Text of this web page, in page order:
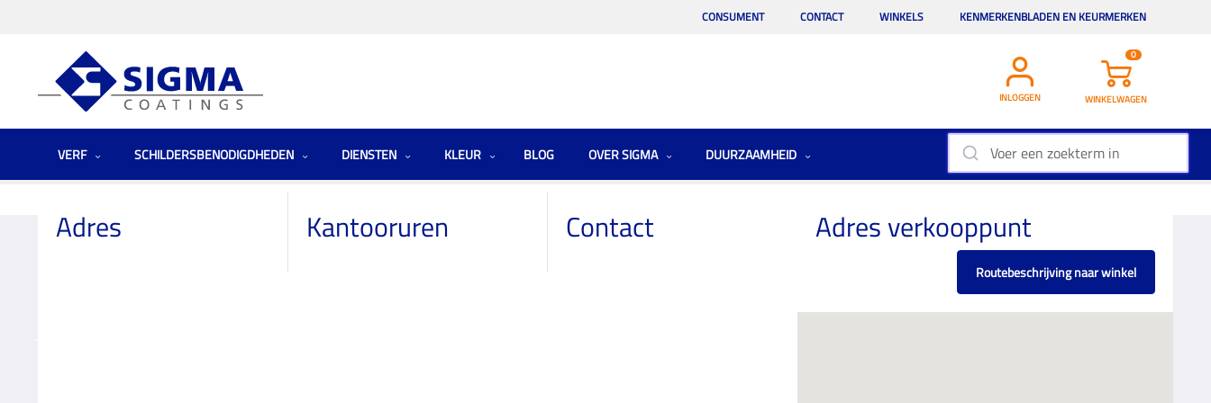
CONSUMENT CONTACT WINKELS KENMERKENBLADEN EN KEURMERKEN
INLOGGEN
0
WINKELWAGEN
VERF SCHILDERSBENODIGDHEDEN DIENSTEN KLEUR BLOG OVER SIGMA DUURZAAMHEID
Adres Kantooruren Contact Adres verkooppunt
Routebeschrijving naar winkel